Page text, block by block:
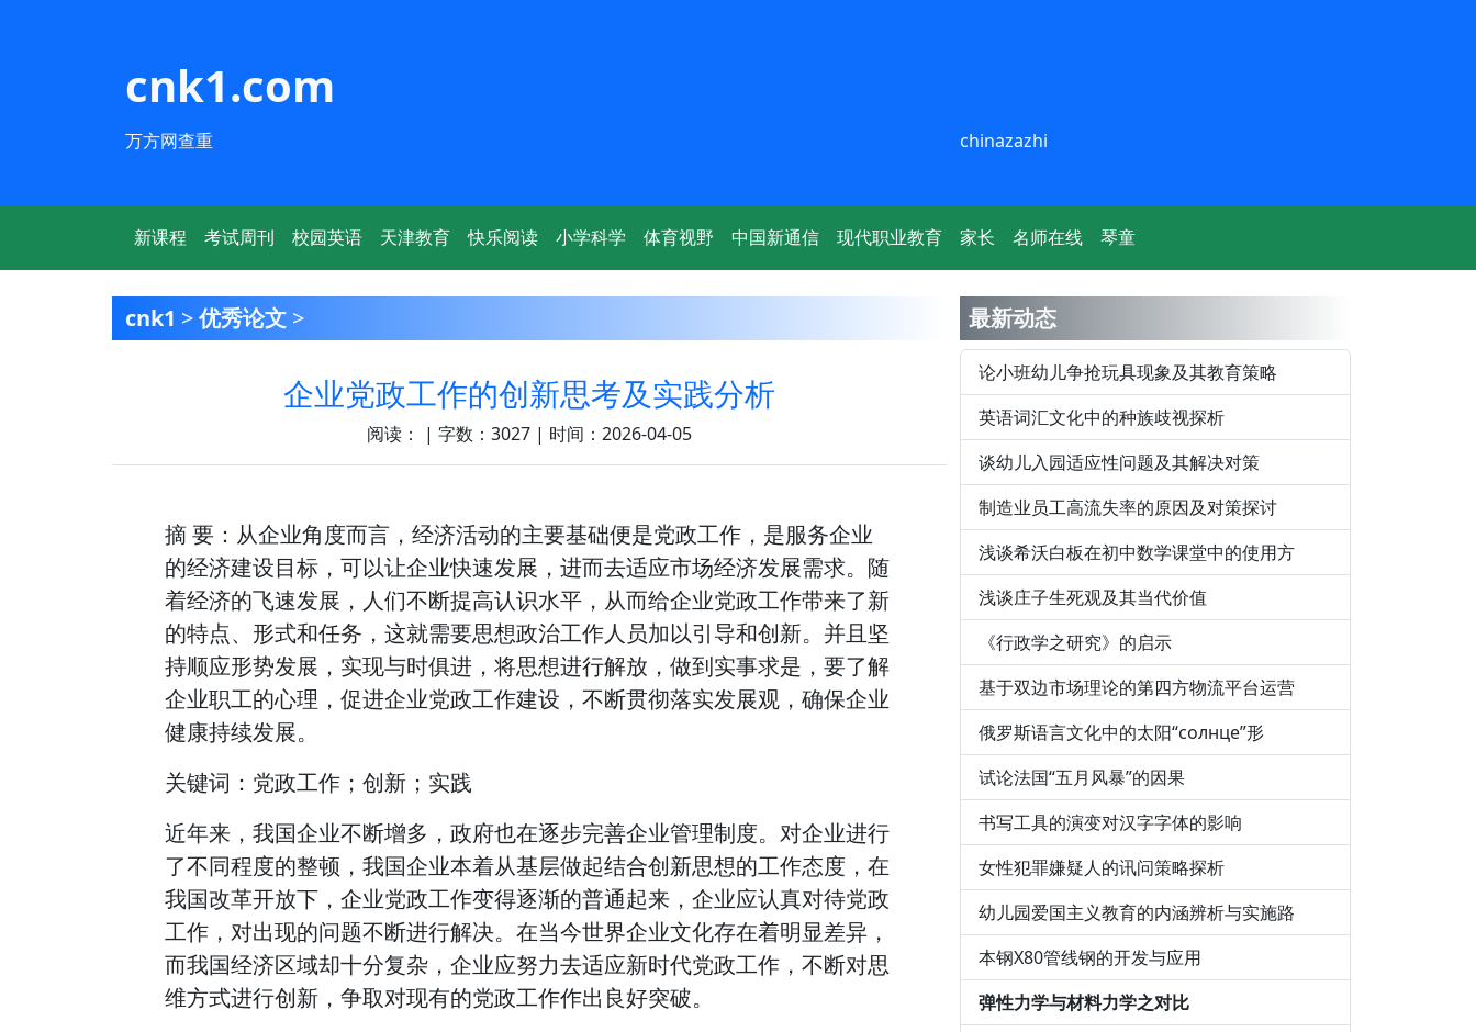
cnk1.com
万方网查重 chinazazhi
新课程 考试周刊 校园英语 天津教育 快乐阅读 小学科学 体育视野 中国新通信 现代职业教育 家长 名师在线 琴童
cnk1 >优秀论文 >
企业党政工作的创新思考及实践分析
阅读： | 字数：3027 | 时间：2026-04-05
摘 要：从企业角度而言，经济活动的主要基础便是党政工作，是服务企业
的经济建设目标，可以让企业快速发展，进而去适应市场经济发展需求。随
着经济的飞速发展，人们不断提高认识水平，从而给企业党政工作带来了新
的特点、形式和任务，这就需要思想政治工作人员加以引导和创新。并且坚
持顺应形势发展，实现与时俱进，将思想进行解放，做到实事求是，要了解
企业职工的心理，促进企业党政工作建设，不断贯彻落实发展观，确保企业
健康持续发展。
关键词：党政工作；创新；实践
近年来，我国企业不断增多，政府也在逐步完善企业管理制度。对企业进行
了不同程度的整顿，我国企业本着从基层做起结合创新思想的工作态度，在
我国改革开放下，企业党政工作变得逐渐的普通起来，企业应认真对待党政
工作，对出现的问题不断进行解决。在当今世界企业文化存在着明显差异，
而我国经济区域却十分复杂，企业应努力去适应新时代党政工作，不断对思
维方式进行创新，争取对现有的党政工作作出良好突破。
最新动态
论小班幼儿争抢玩具现象及其教育策略
英语词汇文化中的种族歧视探析
谈幼儿入园适应性问题及其解决对策
制造业员工高流失率的原因及对策探讨
浅谈希沃白板在初中数学课堂中的使用方
浅谈庄子生死观及其当代价值
《行政学之研究》的启示
基于双边市场理论的第四方物流平台运营
俄罗斯语言文化中的太阳“солнце”形
试论法国“五月风暴”的因果
书写工具的演变对汉字字体的影响
女性犯罪嫌疑人的讯问策略探析
幼儿园爱国主义教育的内涵辨析与实施路
本钢X80管线钢的开发与应用
弹性力学与材料力学之对比